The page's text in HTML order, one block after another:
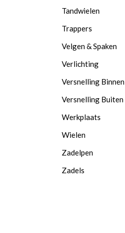
Tandwielen
Trappers
Velgen & Spaken
Verlichting
Versnelling Binnen
Versnelling Buiten
Werkplaats
Wielen
Zadelpen
Zadels